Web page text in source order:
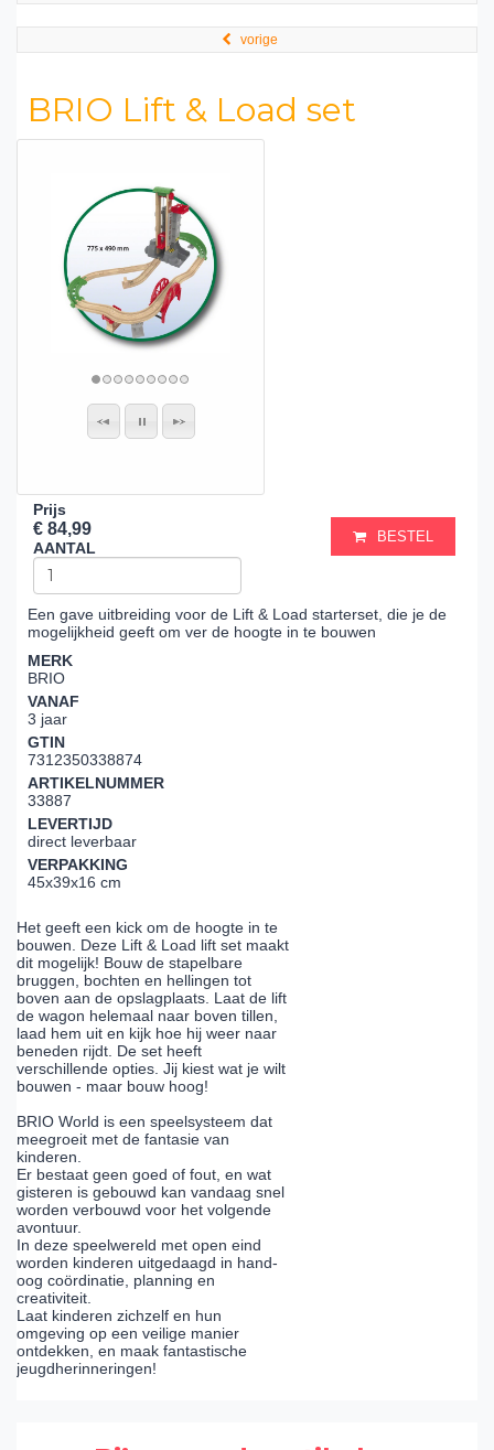
vorige
BRIO Lift & Load set
Prijs
€ 84,99
AANTAL
BESTEL
Een gave uitbreiding voor de Lift & Load starterset, die je de
mogelijkheid geeft om ver de hoogte in te bouwen
MERK
BRIO
VANAF
3 jaar
GTIN
7312350338874
ARTIKELNUMMER
33887
LEVERTIJD
direct leverbaar
VERPAKKING
45x39x16 cm
Het geeft een kick om de hoogte in te
bouwen. Deze Lift & Load lift set maakt
dit mogelijk! Bouw de stapelbare
bruggen, bochten en hellingen tot
boven aan de opslagplaats. Laat de lift
de wagon helemaal naar boven tillen,
laad hem uit en kijk hoe hij weer naar
beneden rijdt. De set heeft
verschillende opties. Jij kiest wat je wilt
bouwen - maar bouw hoog!
BRIO World is een speelsysteem dat
meegroeit met de fantasie van
kinderen.
Er bestaat geen goed of fout, en wat
gisteren is gebouwd kan vandaag snel
worden verbouwd voor het volgende
avontuur.
In deze speelwereld met open eind
worden kinderen uitgedaagd in hand-
oog coördinatie, planning en
creativiteit.
Laat kinderen zichzelf en hun
omgeving op een veilige manier
ontdekken, en maak fantastische
jeugdherinneringen!